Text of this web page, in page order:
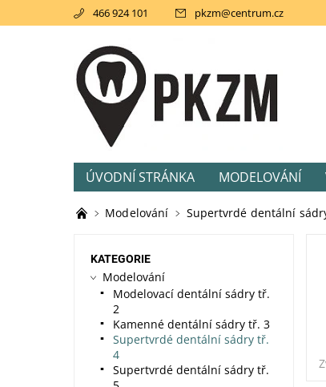
466 924 101 pkzm@centrum.cz
ÚVODNÍ STRÁNKA MODELOVÁNÍ
AKCE
SVĚTLEM TUHNOUCÍ
Modelování Supertvrdé dentální
KATEGORIE
Modelování
Modelovací dentální sádry tř.
2
Kamenné dentální sádry tř. 3
Supertvrdé dentální sádry tř.
4
Supertvrdé dentální sádry tř.